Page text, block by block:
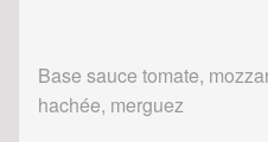
Base sauce tomate,
hachée, merguez